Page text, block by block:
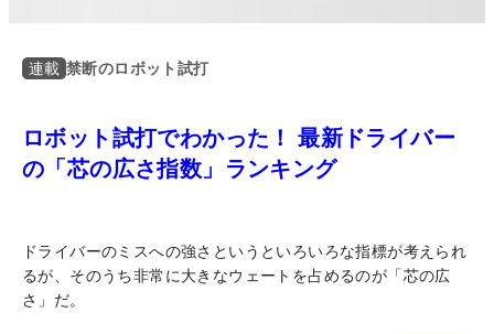
連載 禁断のロボット試打
ロボット試打でわかった！ 最新ドライバー
の「芯の広さ指数」ランキング
ドライバーのミスへの強さというといろいろな指標が考えられ
るが、そのうち非常に大きなウェートを占めるのが「芯の広
さ」だ。